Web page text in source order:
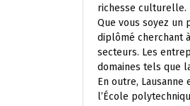
richesse culturelle.
Que vous soyez un
diplômé cherchant
secteurs. Les
domaines tels que
En outre,
l’École